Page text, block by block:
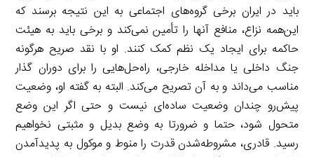
باید در ایران برخی گروه‌های اجتماعی به این نتیجه برسند که
این‌همه نزاع، منافع آنها را تأمین نمی‌کند و برخی باید به هیئت
حاکمه برای ایجاد یک نظم کمک کنند. او با نقد صریح هرگونه
جنگ داخلی یا مداخله خارجی، راه‌حل‌هایی را برای دوران‌ گذار
مناسب می‌داند و به آن تصریح می‌کند. البته به گفته‌ او، وضعیت
پیش‌رو چندان وضعیت ساده‌ای نیست و حتی اگر این وضع
متحول شود، حتما و ضرورتا به وضع بدیل و مثبتی نخواهیم
رسید. قادری، مشروطه‌شدن قدرت را منوط و موکول به پدید‌آمدن